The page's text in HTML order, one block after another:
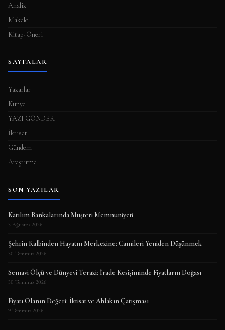
Analiz
Makale
Kitap-Öneri
SAYFALAR
Yazarlar
Künye
YAZI GÖNDER
İktisat
Gündem
Araştırma
SON YAZILAR
Katılım Bankalarında Müşteri Memnuniyeti
3 Ağustos 2026
Şehrin Kalbinden Hayatın Merkezine: Camileri Yeniden Düşünmek
30 Temmuz 2026
Semavi Ölçü ve Dünyevi Terazi: İrade Kesişiminde Fiyatların Doğası
30 Temmuz 2026
Fiyatı Olanın Değeri: İktisat ve Ahlakın Çatışması
9 Temmuz 2026